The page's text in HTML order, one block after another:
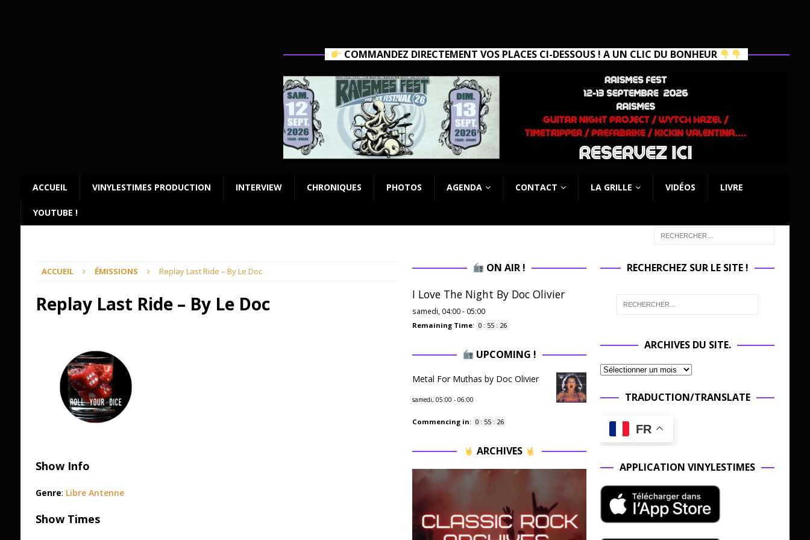
COMMANDEZ DIRECTEMENT VOS PLACES CI-DESSOUS ! A UN CLIC DU BONHEUR
ACCUEIL VINYLESTIMES PRODUCTION INTERVIEW CHRONIQUES PHOTOS AGENDA CONTACT LA GRILLE VIDÉOS LIVRE
YOUTUBE !
ACCUEIL ÉMISSIONS Replay Last Ride – By Le Doc
Replay Last Ride – By Le Doc
Show Info
Genre: Libre Antenne
Show Times
ON AIR !
I Love The Night By Doc Olivier
samedi, 04:00 - 05:00
Remaining Time: 0 : 55 : 25
UPCOMING !
Metal For Muthas by Doc Olivier
samedi, 05:00 - 06:00
Commencing in: 0 : 55 : 25
ARCHIVES
RECHERCHEZ SUR LE SITE !
ARCHIVES DU SITE.
TRADUCTION/TRANSLATE
FR
APPLICATION VINYLESTIMES